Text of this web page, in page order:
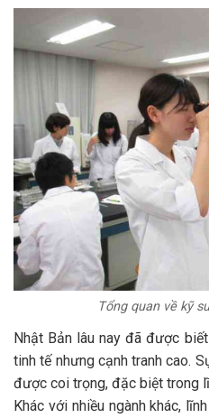
Tổng quan về kỹ
Nhật Bản lâu nay đã được
tinh tế nhưng cạnh tranh cao.
được coi trọng, đặc biệt trong
Khác với nhiều ngành khác,